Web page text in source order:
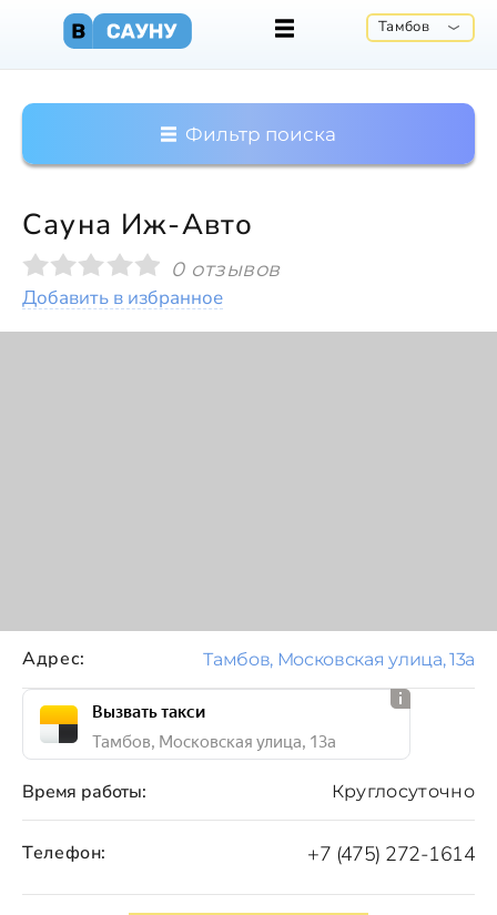
Тамбов
Фильтр поиска
Сауна Иж-Авто
0 отзывов
Добавить в избранное
Время работы: Круглосуточно
Телефон: +7 (475) 272-1614
Адрес: Тамбов, Московская улица, 13а
Вызвать такси
Тамбов, Московская улица, 13а